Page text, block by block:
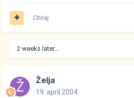
Citiraj
2 weeks later...
Želja
19. april 2004